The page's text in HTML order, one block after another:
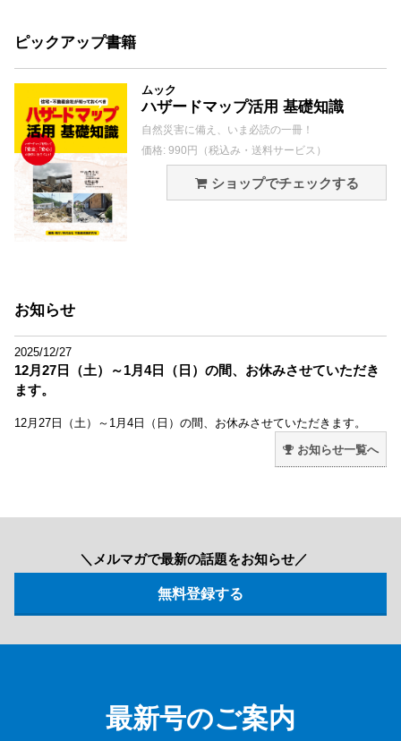
ピックアップ書籍
ムック
ハザードマップ活用 基礎知識
自然災害に備え、いま必読の一冊！
価格: 990円（税込み・送料サービス）
ショップでチェックする
お知らせ
2025/12/27
12月27日（土）～1月4日（日）の間、お休みさせていただき
ます。
12月27日（土）～1月4日（日）の間、お休みさせていただきます。
お知らせ一覧へ
＼メルマガで最新の話題をお知らせ／
最新号のご案内